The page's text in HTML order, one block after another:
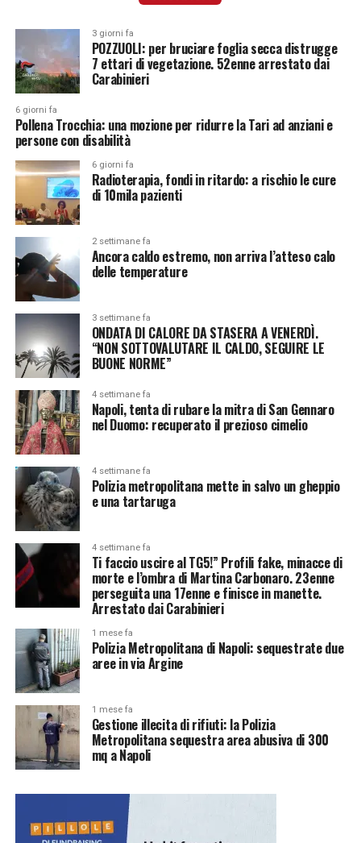
3 giorni fa
POZZUOLI: per bruciare foglia secca distrugge
7 ettari di vegetazione. 52enne arrestato dai
Carabinieri
6 giorni fa
Pollena Trocchia: una mozione per ridurre la Tari ad anziani e
persone con disabilità
6 giorni fa
Radioterapia, fondi in ritardo: a rischio le cure
di 10mila pazienti
2 settimane fa
Ancora caldo estremo, non arriva l’atteso calo
delle temperature
3 settimane fa
ONDATA DI CALORE DA STASERA A VENERDÌ.
“NON SOTTOVALUTARE IL CALDO, SEGUIRE LE
BUONE NORME”
4 settimane fa
Napoli, tenta di rubare la mitra di San Gennaro
nel Duomo: recuperato il prezioso cimelio
4 settimane fa
Polizia metropolitana mette in salvo un gheppio
e una tartaruga
4 settimane fa
Ti faccio uscire al TG5!” Profili fake, minacce di
morte e l’ombra di Martina Carbonaro. 23enne
perseguita una 17enne e finisce in manette.
Arrestato dai Carabinieri
1 mese fa
Polizia Metropolitana di Napoli: sequestrate due
aree in via Argine
1 mese fa
Gestione illecita di rifiuti: la Polizia
Metropolitana sequestra area abusiva di 300
mq a Napoli